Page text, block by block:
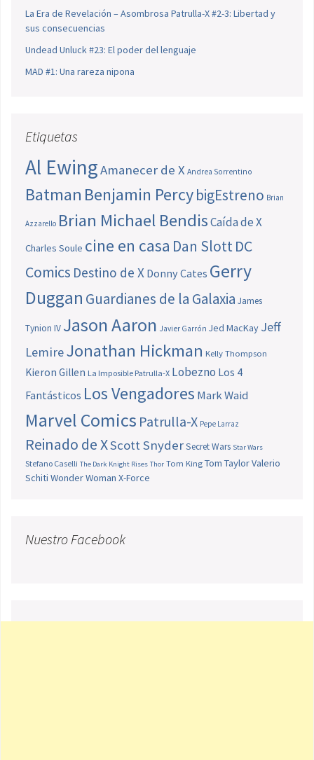
La Era de Revelación – Asombrosa Patrulla-X #2-3: Libertad y
sus consecuencias
Undead Unluck #23: El poder del lenguaje
MAD #1: Una rareza nipona
Etiquetas
Al EwingAmanecer de X Andrea Sorrentino
Batman Benjamin PercybigEstreno Brian
Azzarello Brian Michael BendisCaída de X
Charles Soule cine en casa Dan SlottDC
Comics Destino de X Donny Cates Gerry
Duggan Guardianes de la Galaxia James
Tynion IV Jason Aaron Javier Garrón Jed MacKay Jeff
LemireJonathan Hickman Kelly Thompson
Kieron Gillen La Imposible Patrulla-X Lobezno Los 4
Fantásticos Los Vengadores Mark Waid
Marvel Comics Patrulla-X Pepe Larraz
Reinado de XScott SnyderSecret Wars Star Wars
Stefano Caselli The Dark Knight Rises Thor Tom King Tom TaylorValerio
Schiti Wonder Woman X-Force
Nuestro Facebook